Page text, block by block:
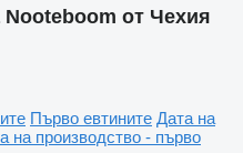
от Чехия
Първо евтините Дата на
на производство - първо